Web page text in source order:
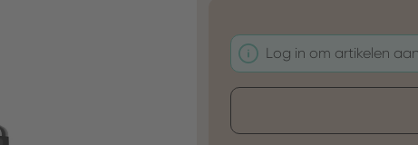
Log in om artikelen